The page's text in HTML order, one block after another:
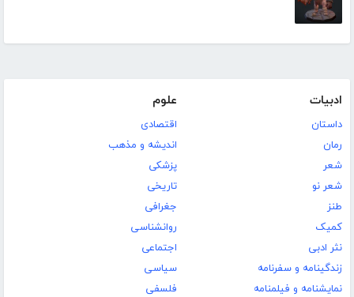
ادبیات
داستان
رمان
شعر
شعر نو
طنز
کمیک
نثر ادبی
زندگینامه و سفرنامه
نمایشنامه و فیلمنامه
علوم
اقتصادی
اندیشه و مذهب
پزشکی
تاریخی
جغرافی
روانشناسی
اجتماعی
سیاسی
فلسفی